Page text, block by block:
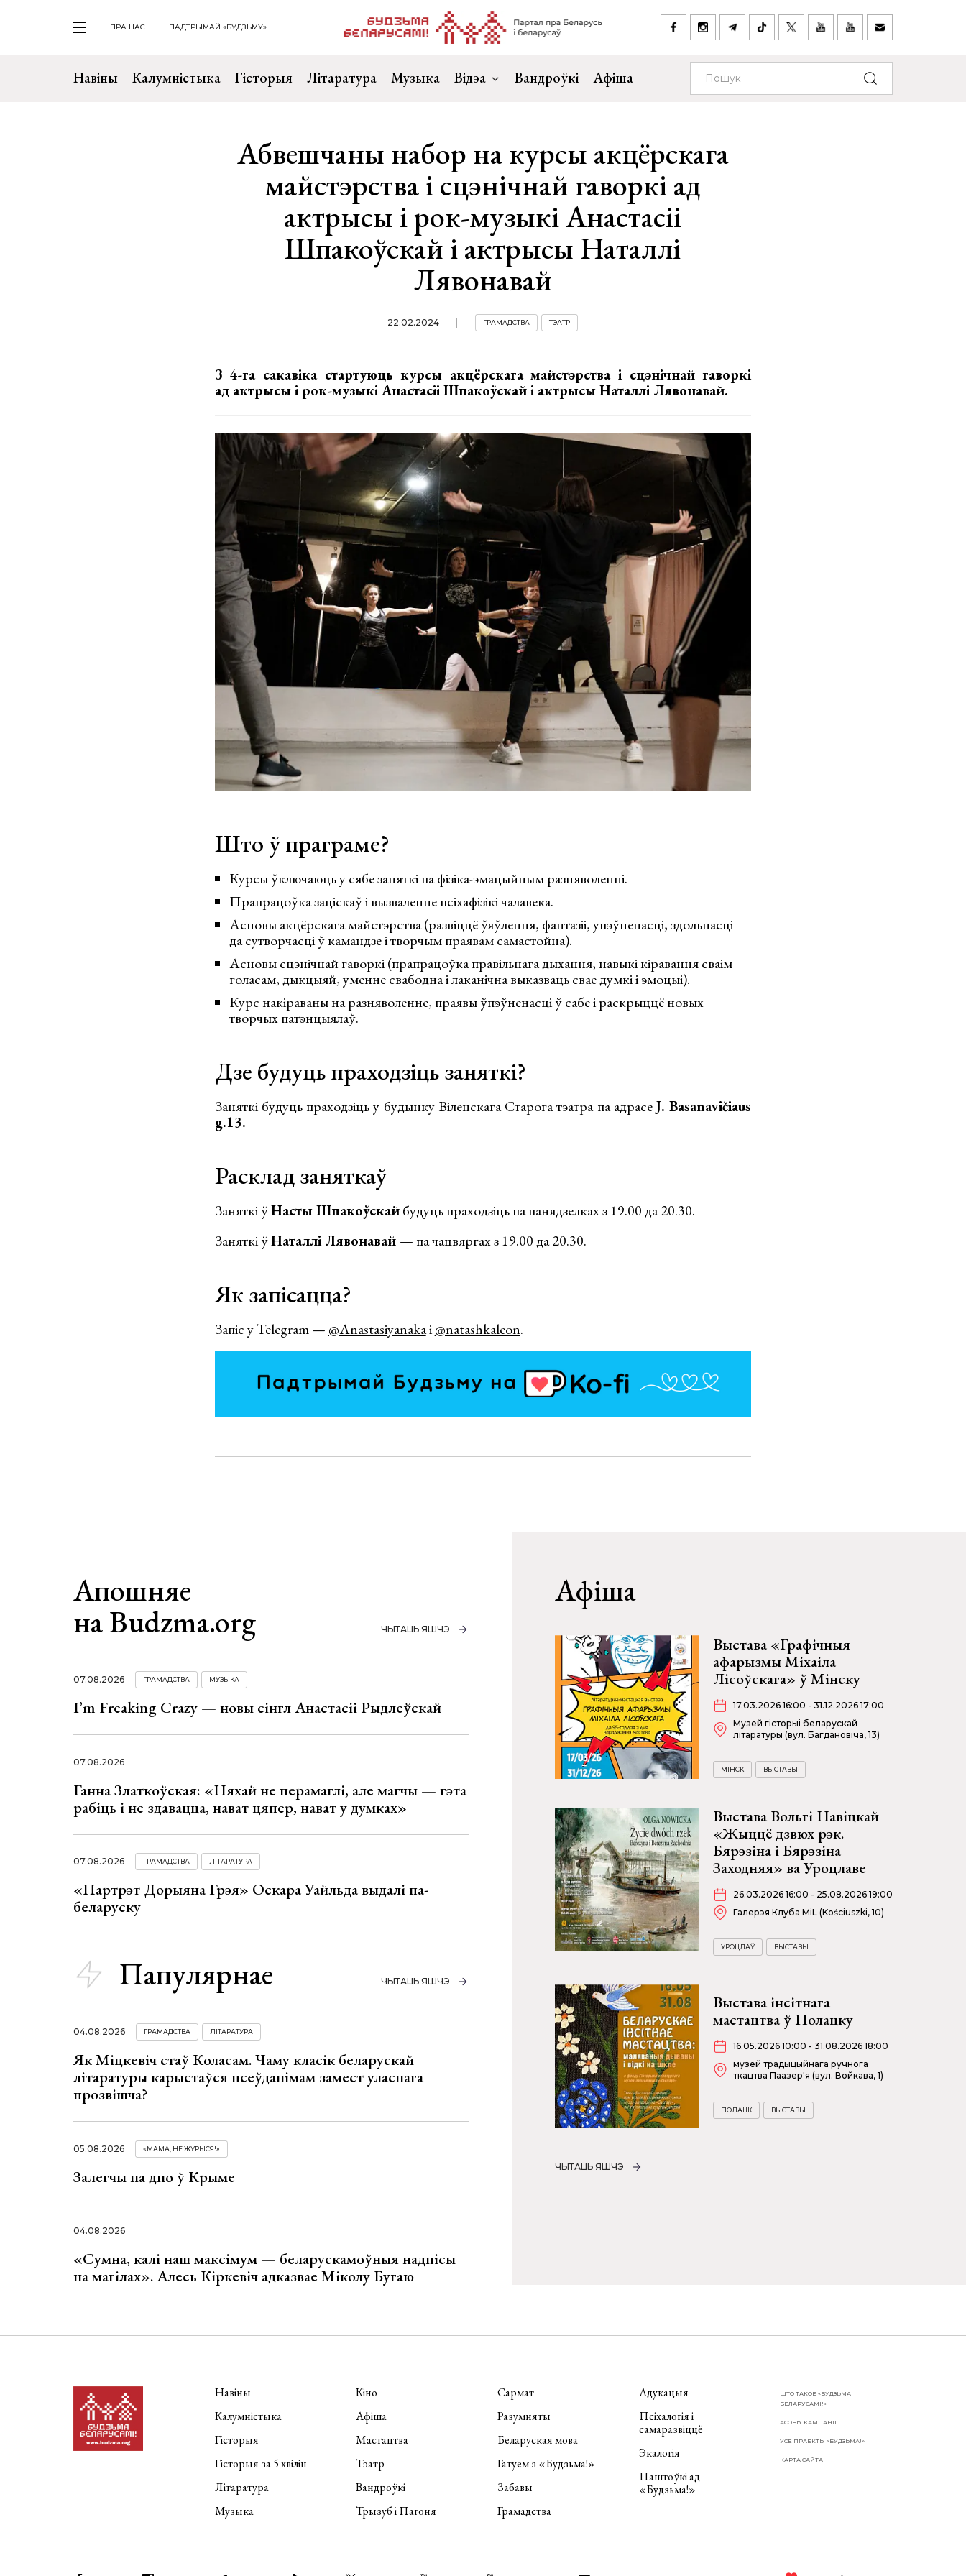
ПРА НАС ПАДТРЫМАЙ «БУДЗЬМУ»
Навіны Калумністыка Гісторыя Літаратура Музыка Відэа Вандроўкі Афіша
Абвешчаны набор на курсы акцёрскага
майстэрства і сцэнічнай гаворкі ад
актрысы і рок-музыкі Анастасіі
Шпакоўскай і актрысы Наталлі
Лявонавай
22.02.2024 ГРАМАДСТВА ТЭАТР
З 4-га сакавіка стартуюць курсы акцёрскага майстэрства і сцэнічнай гаворкі
ад актрысы і рок-музыкі Анастасіі Шпакоўскай і актрысы Наталлі Лявонавай.
Што ў праграме?
Курсы ўключаюць у сябе заняткі па фізіка-эмацыйным разняволенні.
Прапрацоўка заціскаў і вызваленне псіхафізікі чалавека.
Асновы акцёрскага майстэрства (развіццё ўяўлення, фантазіі, упэўненасці, здольнасці
да сутворчасці ў камандзе і творчым праявам самастойна).
Асновы сцэнічнай гаворкі (прапрацоўка правільнага дыхання, навыкі кіравання сваім
голасам, дыкцыяй, уменне свабодна і лаканічна выказваць свае думкі і эмоцыі).
Курс накіраваны на разняволенне, праявы ўпэўненасці ў сабе і раскрыццё новых
творчых патэнцыялаў.
Дзе будуць праходзіць заняткі?
Заняткі будуць праходзіць у будынку Віленскага Старога тэатра па адрасеJ. Basanavičiaus
g.13.
Расклад заняткаў
Заняткі ўНасты Шпакоўскайбудуць праходзіць па панядзелках з 19.00 да 20.30.
Заняткі ўНаталлі Лявонавай — па чацвяргах з 19.00 да 20.30.
Як запісацца?
Запіс у Telegram — @Anastasiyanakaі@natashkaleon.
Апошняе
на Budzma.org
ЧЫТАЦЬ ЯШЧЭ
07.08.2026 ГРАМАДСТВА МУЗЫКА
I’m Freaking Crazy — новы сінгл Анастасіі Рыдлеўскай
07.08.2026
Ганна Златкоўская: «Няхай не перамаглі, але магчы — гэта
рабіць і не здавацца, нават цяпер, нават у думках»
07.08.2026 ГРАМАДСТВА ЛІТАРАТУРА
«Партрэт Дорыяна Грэя» Оскара Уайльда выдалі па-
беларуску
Папулярнае ЧЫТАЦЬ ЯШЧЭ
04.08.2026 ГРАМАДСТВА ЛІТАРАТУРА
Як Міцкевіч стаў Коласам. Чаму класік беларускай
літаратуры карыстаўся псеўданімам замест уласнага
прозвішча?
05.08.2026 «МАМА, НЕ ЖУРЫСЯ!»
Залегчы на дно ў Крыме
04.08.2026
«Сумна, калі наш максімум — беларускамоўныя надпісы
на магілах». Алесь Кіркевіч адказвае Міколу Бугаю
Афіша
Выстава «Графічныя
афарызмы Міхаіла
Лісоўскага» ў Мінску
17.03.2026 16:00 - 31.12.2026 17:00
Музей гісторыі беларускай
літаратуры (вул. Багдановіча, 13)
МІНСК ВЫСТАВЫ
Выстава Вольгі Навіцкай
«Жыццё дзвюх рэк.
Бярэзіна і Бярэзіна
Заходняя» ва Уроцлаве
26.03.2026 16:00 - 25.08.2026 19:00
Галерэя Клуба MiL (Kościuszki, 10)
УРОЦЛАЎ ВЫСТАВЫ
Выстава інсітнага
мастацтва ў Полацку
16.05.2026 10:00 - 31.08.2026 18:00
музей традыцыйнага ручнога
ткацтва Паазер'я (вул. Войкава, 1)
ПОЛАЦК ВЫСТАВЫ
ЧЫТАЦЬ ЯШЧЭ
Навіны
Калумністыка
Гісторыя
Гісторыя за 5 хвілін
Літаратура
Музыка
Кіно
Афіша
Мастацтва
Тэатр
Вандроўкі
Трызуб і Пагоня
Сармат
Разумняты
Беларуская мова
Гатуем з «Будзьма!»
Забавы
Грамадства
Адукацыя
Псіхалогія і
самаразвіццё
Экалогія
Паштоўкі ад
«Будзьма!»
ШТО ТАКОЕ «БУДЗЬМА
БЕЛАРУСАМІ!»
АСОБЫ КАМПАНІІ
УСЕ ПРАЕКТЫ «БУДЗЬМА!»
КАРТА САЙТА